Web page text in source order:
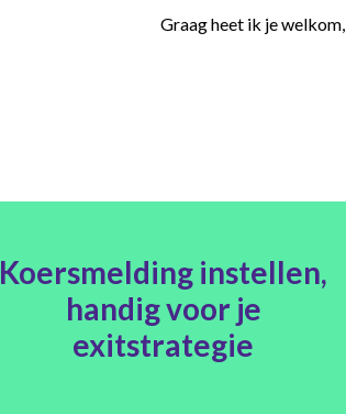
Graag heet ik je welkom,
Koersmelding instellen,
handig voor je
exitstrategie